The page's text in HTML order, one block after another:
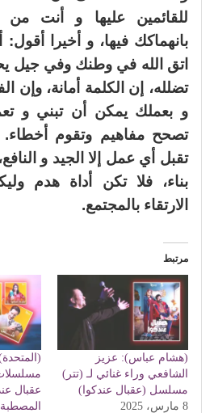
للقائمين عليها و أنت
بانهماكك فيها، و أخيرا أقول:
اتق الله في وطنك وفي جيل
تضلله، إن الكلمة أمانة، وإن
و بعملك يمكن أن تبني و
تصحح مفاهيم وتقوم أخطاء.
تقبل أي عمل إلا الجيد و
بناء، فلا تكن أداة هدم
الارتقاء بالمجتمع.
مرتبط
(هشام عباس): عزيز
الشافعي وراء غنائي لـ (تتر)
مسلسل (عقبال عندكوا)
8 مارس، 2025
عقبال